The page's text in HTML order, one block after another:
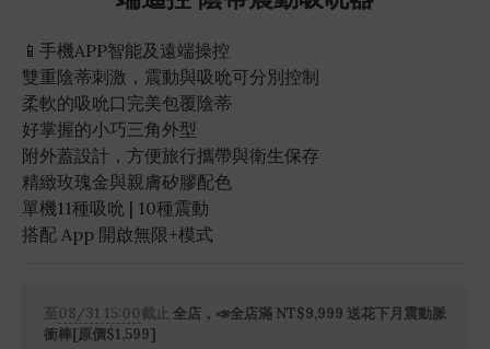
📱手機APP智能及遠端操控
雙重陰蒂刺激，震動與吸吮可分別控制
柔軟的吸吮口完美包覆陰蒂
好掌握的小巧三角外型
附外蓋設計，方便旅行攜帶與衛生保存
精緻玫瑰金與親膚矽膠配色
單機11種吸吮 | 10種震動
搭配 App 開啟無限+模式
至08/31 15:00截止
全店，📣全店滿 NT$9,999 送花下月震動脈
衝棒[原價$1,599]